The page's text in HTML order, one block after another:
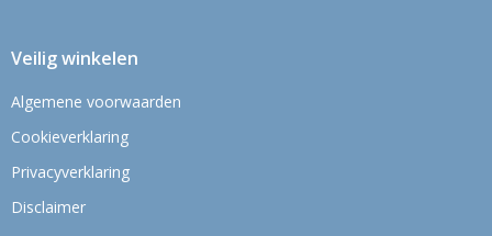
Veilig winkelen
Algemene voorwaarden
Cookieverklaring
Privacyverklaring
Disclaimer